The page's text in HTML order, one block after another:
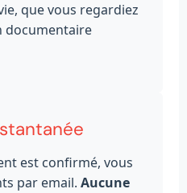
que vous regardiez
documentaire
est confirmé, vous
par email. Aucune